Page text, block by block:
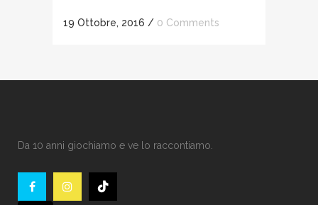
19 Ottobre, 2016 / 0 Comments
Da 10 anni giochiamo e ve lo raccontiamo.